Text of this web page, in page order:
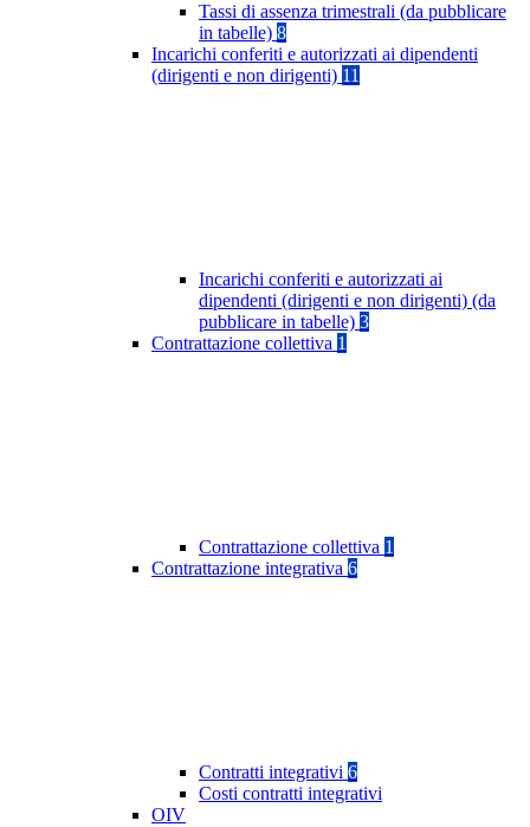
Tassi di assenza trimestrali (da pubblicare
in tabelle) 8
Incarichi conferiti e autorizzati ai dipendenti
(dirigenti e non dirigenti) 11
Incarichi conferiti e autorizzati ai
dipendenti (dirigenti e non dirigenti) (da
pubblicare in tabelle) 3
Contrattazione collettiva 1
Contrattazione collettiva 1
Contrattazione integrativa 6
Contratti integrativi 6
Costi contratti integrativi
OIV